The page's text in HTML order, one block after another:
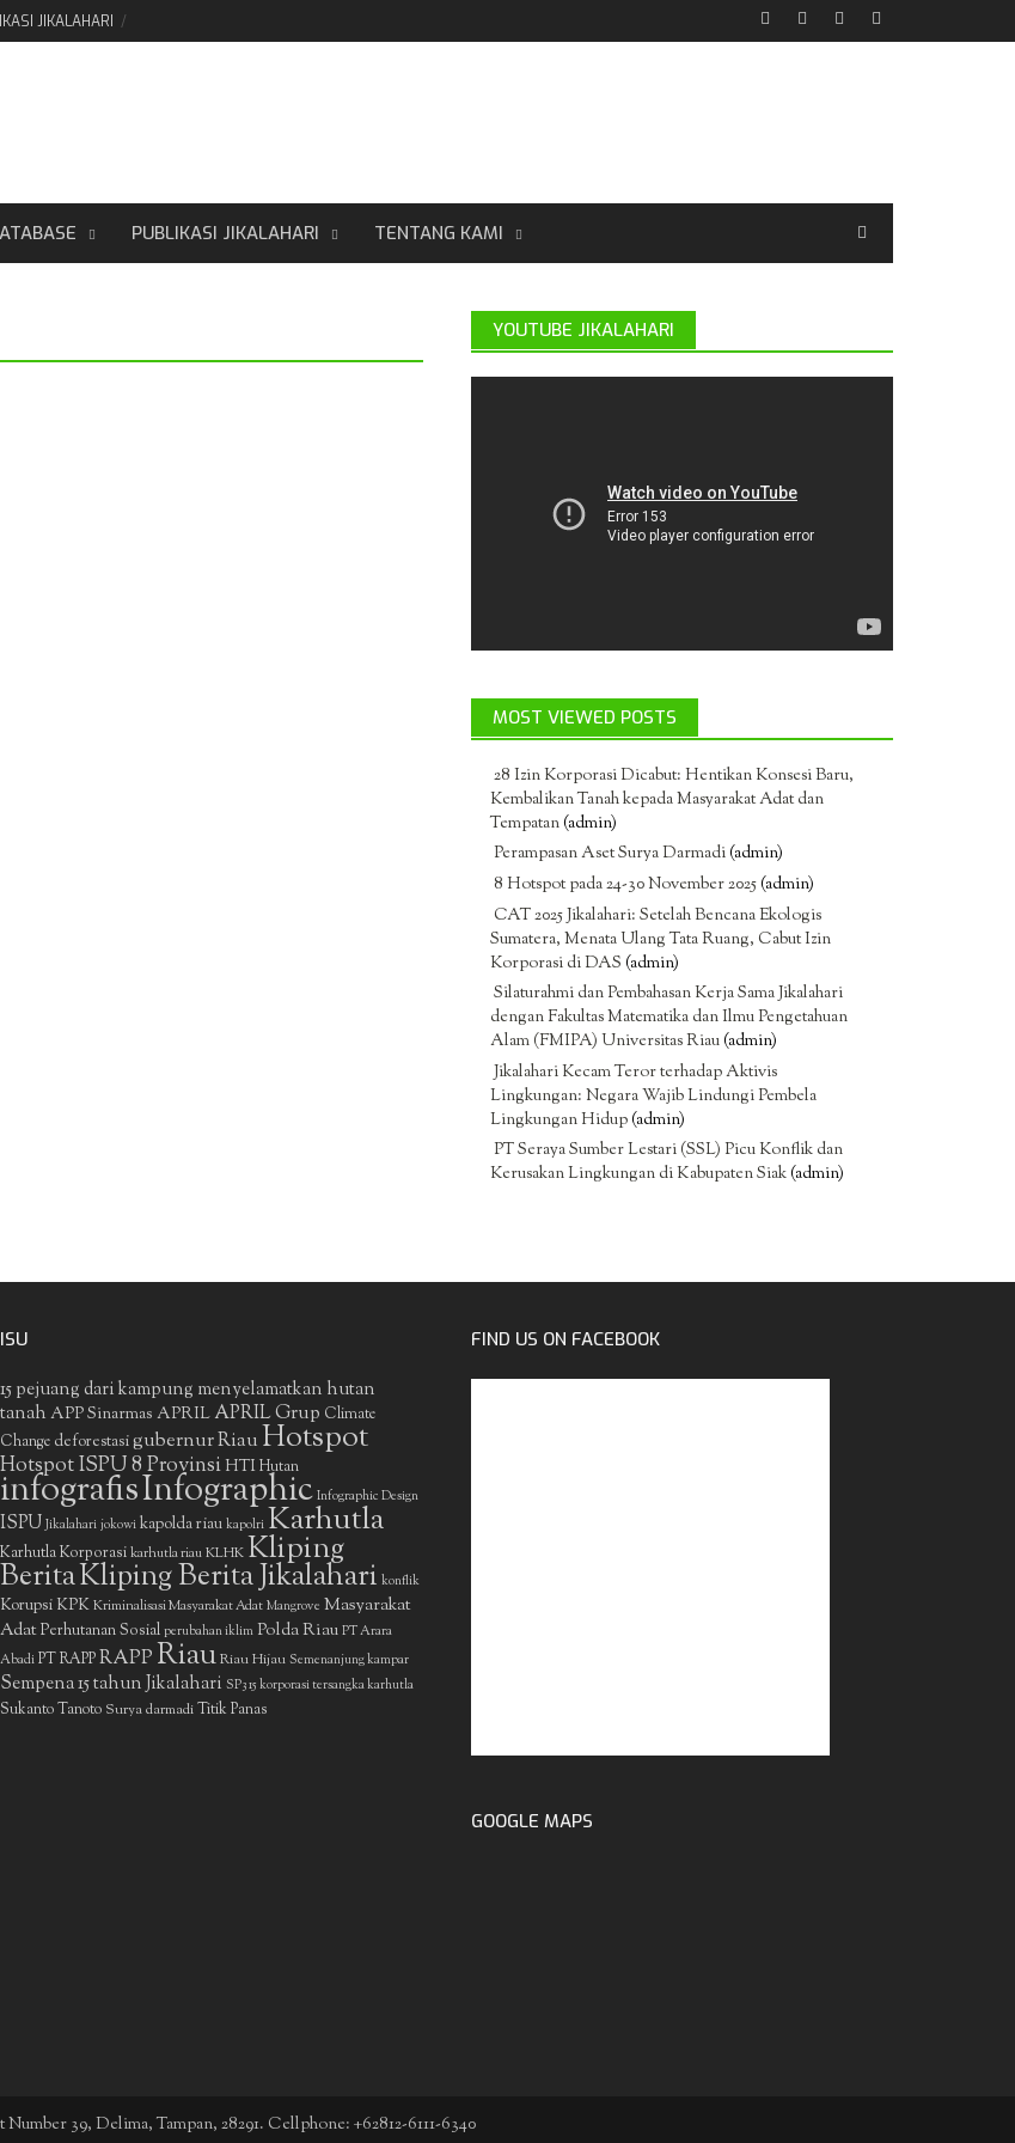
JIKALAHARI
PUBLIKASI JIKALAHARI TENTANG KAMI
YOUTUBE JIKALAHARI
MOST VIEWED POSTS
28 Izin Korporasi Dicabut: Hentikan Konsesi Baru,
Kembalikan Tanah kepada Masyarakat Adat dan
Tempatan(admin)
Perampasan Aset Surya Darmadi(admin)
8 Hotspot pada 24-30 November 2025(admin)
CAT 2025 Jikalahari: Setelah Bencana Ekologis
Sumatera, Menata Ulang Tata Ruang, Cabut Izin
Korporasi di DAS (admin)
Silaturahmi dan Pembahasan Kerja Sama Jikalahari
dengan Fakultas Matematika dan Ilmu Pengetahuan
Alam (FMIPA) Universitas Riau(admin)
Jikalahari Kecam Teror terhadap Aktivis
Lingkungan: Negara Wajib Lindungi Pembela
Lingkungan Hidup(admin)
PT Seraya Sumber Lestari (SSL) Picu Konflik dan
Kerusakan Lingkungan di Kabupaten Siak(admin)
ISU
15 pejuang dari kampung menyelamatkan hutan
tanah APP Sinarmas APRIL APRIL Grup Climate
Change deforestasigubernur RiauHotspot
Hotspot ISPU 8 ProvinsiHTIHutan
infografisInfographic Infographic Design
ISPU Jikalahari jokowi kapolda riau kapolri Karhutla
Karhutla Korporasi karhutla riau KLHKKliping
BeritaKliping Berita Jikalahari konflik
Korupsi KPK Kriminalisasi Masyarakat Adat Mangrove Masyarakat
AdatPerhutanan Sosial perubahan iklim Polda Riau PT Arara
Abadi PT RAPPRAPPRiauRiau Hijau Semenanjung kampar
Sempena 15 tahun Jikalahari SP3 15 korporasi tersangka karhutla
Sukanto Tanoto Surya darmadiTitik Panas
FIND US ON FACEBOOK
GOOGLE MAPS
39, Delima, Tampan, 28291. Cellphone: +62812-6111-6340